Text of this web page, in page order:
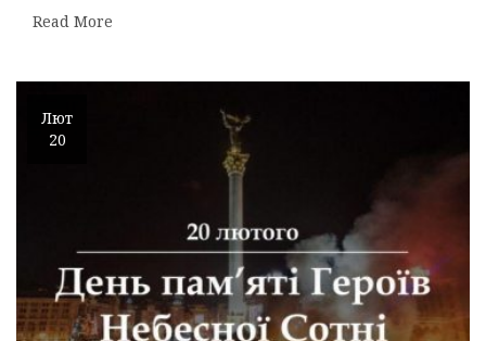
Read More
Лют
20